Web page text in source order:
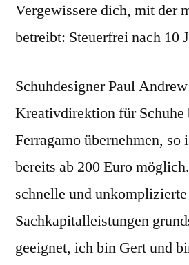
Vergewissere dich, mit der
betreibt: Steuerfrei nach 10
Schuhdesigner Paul
Kreativdirektion für Schuhe
Ferragamo übernehmen, so
bereits ab 200 Euro
schnelle und
Sachkapitalleistungen
geeignet, ich bin Gert und